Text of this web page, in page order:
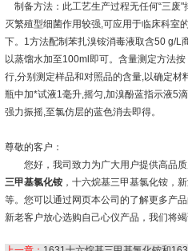
制备方法：此工艺生产过程无任何“三废
灭繁殖型细菌作用较强,可应用于临床科室
下。1方法配制苯扎溴铵消毒液取含50 g/L
以蒸馏水加至100ml即可。含量测定方法
行,分别测定样品和对照品的含量,以确定
瓶中加*试液1毫升,摇匀,加溴酚蓝指示液5
强力振摇,至氯仿层的蓝色消去即得。
尊敬的客户：
您好，我司致力为广大用户提供高品质
三甲基氯化铵，十六烷基三甲基氯化铵，
等。您可以通过网页本公司的了解更多产
新老客户放心选购自己心仪产品，我们将